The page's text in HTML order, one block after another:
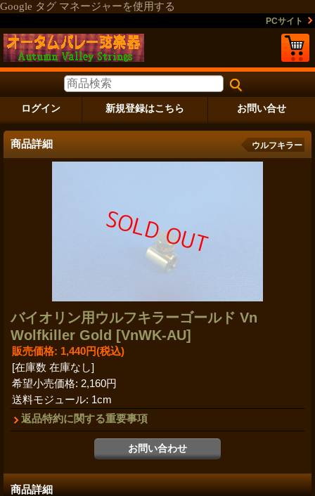
Google タグ マネージャーを使用する
PCサイト
ログイン 新規登録はこちら お問い合せ
商品詳細 ウルフキラー
バイオリン用ウルフキラーゴールド Vn
Wolfkiller Gold [VnWK-AU]
販売価格: 1,440円(税込)
[在庫数 在庫なし]
希望小売価格: 2,160円
送料モジュール: 1cm
返品特約に関する重要事項
商品詳細